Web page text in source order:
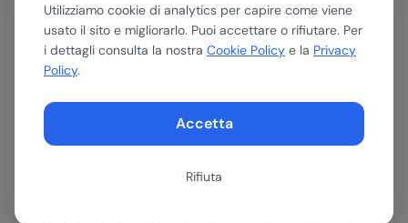
Utilizziamo cookie di analytics per capire come viene
usato il sito e migliorarlo. Puoi accettare o rifiutare. Per
i dettagli consulta la nostra Cookie Policy e la Privacy
Policy.
Accetta
Rifiuta
Prenota una call gratuita